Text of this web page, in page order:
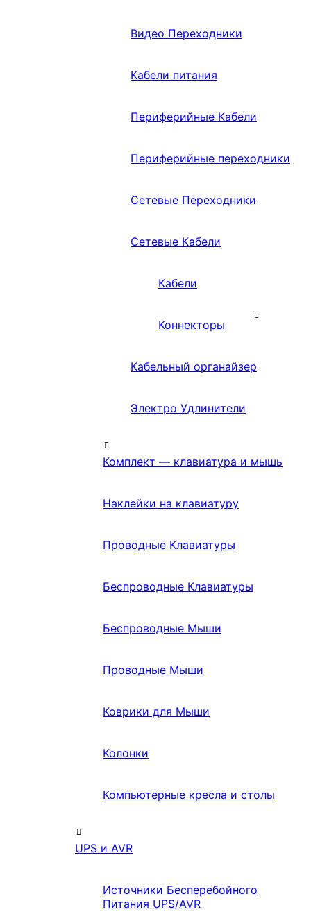
Видео Переходники
Кабели питания
Периферийные Кабели
Периферийные переходники
Сетевые Переходники
Сетевые Кабели
Кабели
Коннекторы
Кабельный органайзер
Электро Удлинители
Комплект — клавиатура и мышь
Наклейки на клавиатуру
Проводные Клавиатуры
Беспроводные Клавиатуры
Беспроводные Мыши
Проводные Мыши
Коврики для Мыши
Колонки
Компьютерные кресла и столы
UPS и AVR
Источники Бесперебойного
Питания UPS/AVR